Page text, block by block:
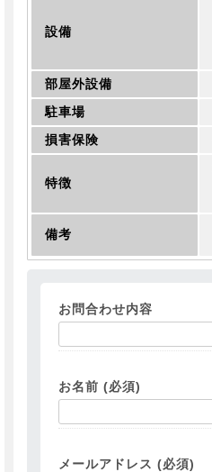
設備
部屋外設備
駐車場
損害保険
特徴
備考
お問合わせ内容
お名前 (必須)
メールアドレス (必須)